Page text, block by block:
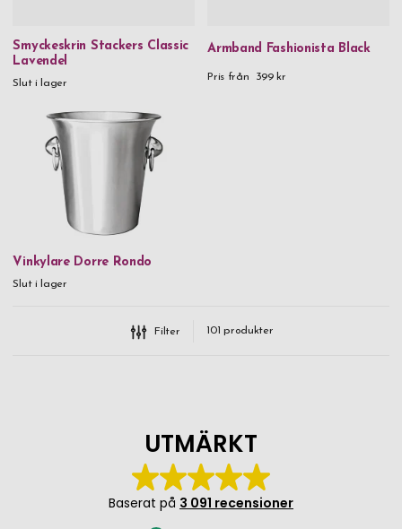
Smyckeskrin Stackers Classic
Lavendel
Slut i lager
Armband Fashionista Black
Pris från 399 kr
Vinkylare Dorre Rondo
Slut i lager
Filter 101 produkter